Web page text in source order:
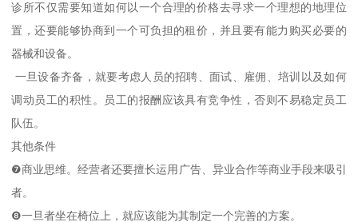
诊所不仅需要知道如何以一个合理的价格去寻求一个理想的地理位
置，还要能够协商到一个可负担的租价，并且要有能力购买必要的
器械和设备。
一旦设备齐备，就要考虑人员的招聘、面试、雇佣、培训以及如何
调动员工的积性。员工的报酬应该具有竞争性，否则不易稳定员工
队伍。
其他条件
❼商业思维。经营者还要擅长运用广告、异业合作等商业手段来吸引
者。
❽一旦者坐在椅位上，就应该能为其制定一个完善的方案。